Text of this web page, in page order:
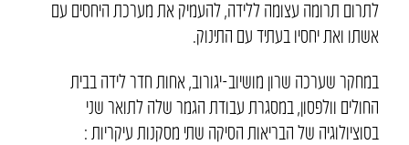
לתרום תרומה עצומה ללידה, להעמיק את מערכת היחסים עם
אשתו ואת יחסיו בעתיד עם התינוק.
במחקר שערכה שרון מושיוב-יגורוב, אחות חדר לידה בבית
החולים וולפסון, במסגרת עבודת הגמר שלה לתואר שני
בסוציולוגיה של הבריאות הסיקה שתי מסקנות עיקריות :